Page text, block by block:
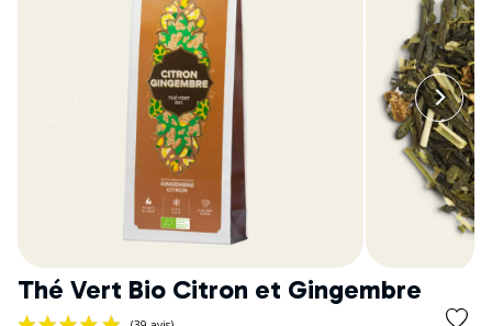
Thé Vert Bio Citron et Gingembre